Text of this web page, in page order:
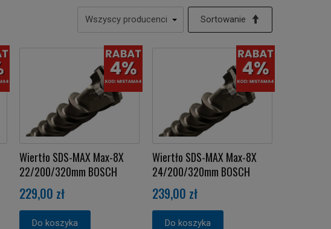
Sortowanie
Wiertło SDS-MAX Max-8X
22/200/320mm BOSCH
229,00 zł
Do koszyka
Wiertło SDS-MAX Max-8X
24/200/320mm BOSCH
239,00 zł
Do koszyka